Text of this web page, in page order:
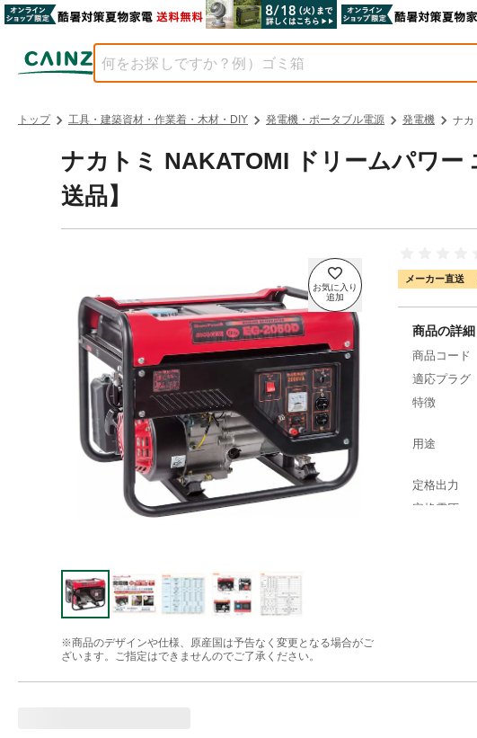
トップ 工具・建築資材・作業着・木材・DIY 発電機・ポータブル電源 発電機 ナカ
ナカトミ NAKATOMI ドリームパワー
送品】
※商品のデザインや仕様、原産国は予告なく変更となる場合がご
ざいます。ご指定はできませんのでご了承ください。
メーカー直送
商品の詳細
商品コード
適応プラグ
特徴
用途
定格出力
定格電圧